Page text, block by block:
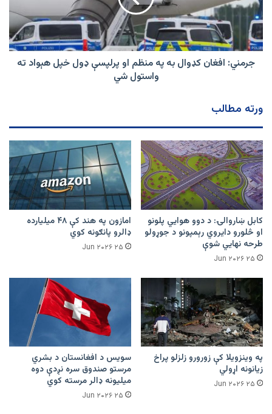
منظم
او
پرلپسې
ډول
خپل
شي
جرمني: افغان کډوال به په منظم او پرلپسې ډول خپل هېواد ته
واستول شي
ورته مطالب
کابل ښاروالۍ: د دوو هوايي پلونو
او څلورو دایروي رېمپونو د جوړولو
طرحه نهایي شوې
۲۵ Jun ۲۰۲۶
امازون په هند کې ۴۸ میلیارده
ډالرو پانګونه کوي
۲۵ Jun ۲۰۲۶
په وینزویلا کې زورورو زلزلو پراخ
زیانونه اړولي
۲۵ Jun ۲۰۲۶
سویس د افغانستان د بشري
مرستو صندوق سره نږدې دوه
میلیونه ډالر مرسته کوي
۲۵ Jun ۲۰۲۶